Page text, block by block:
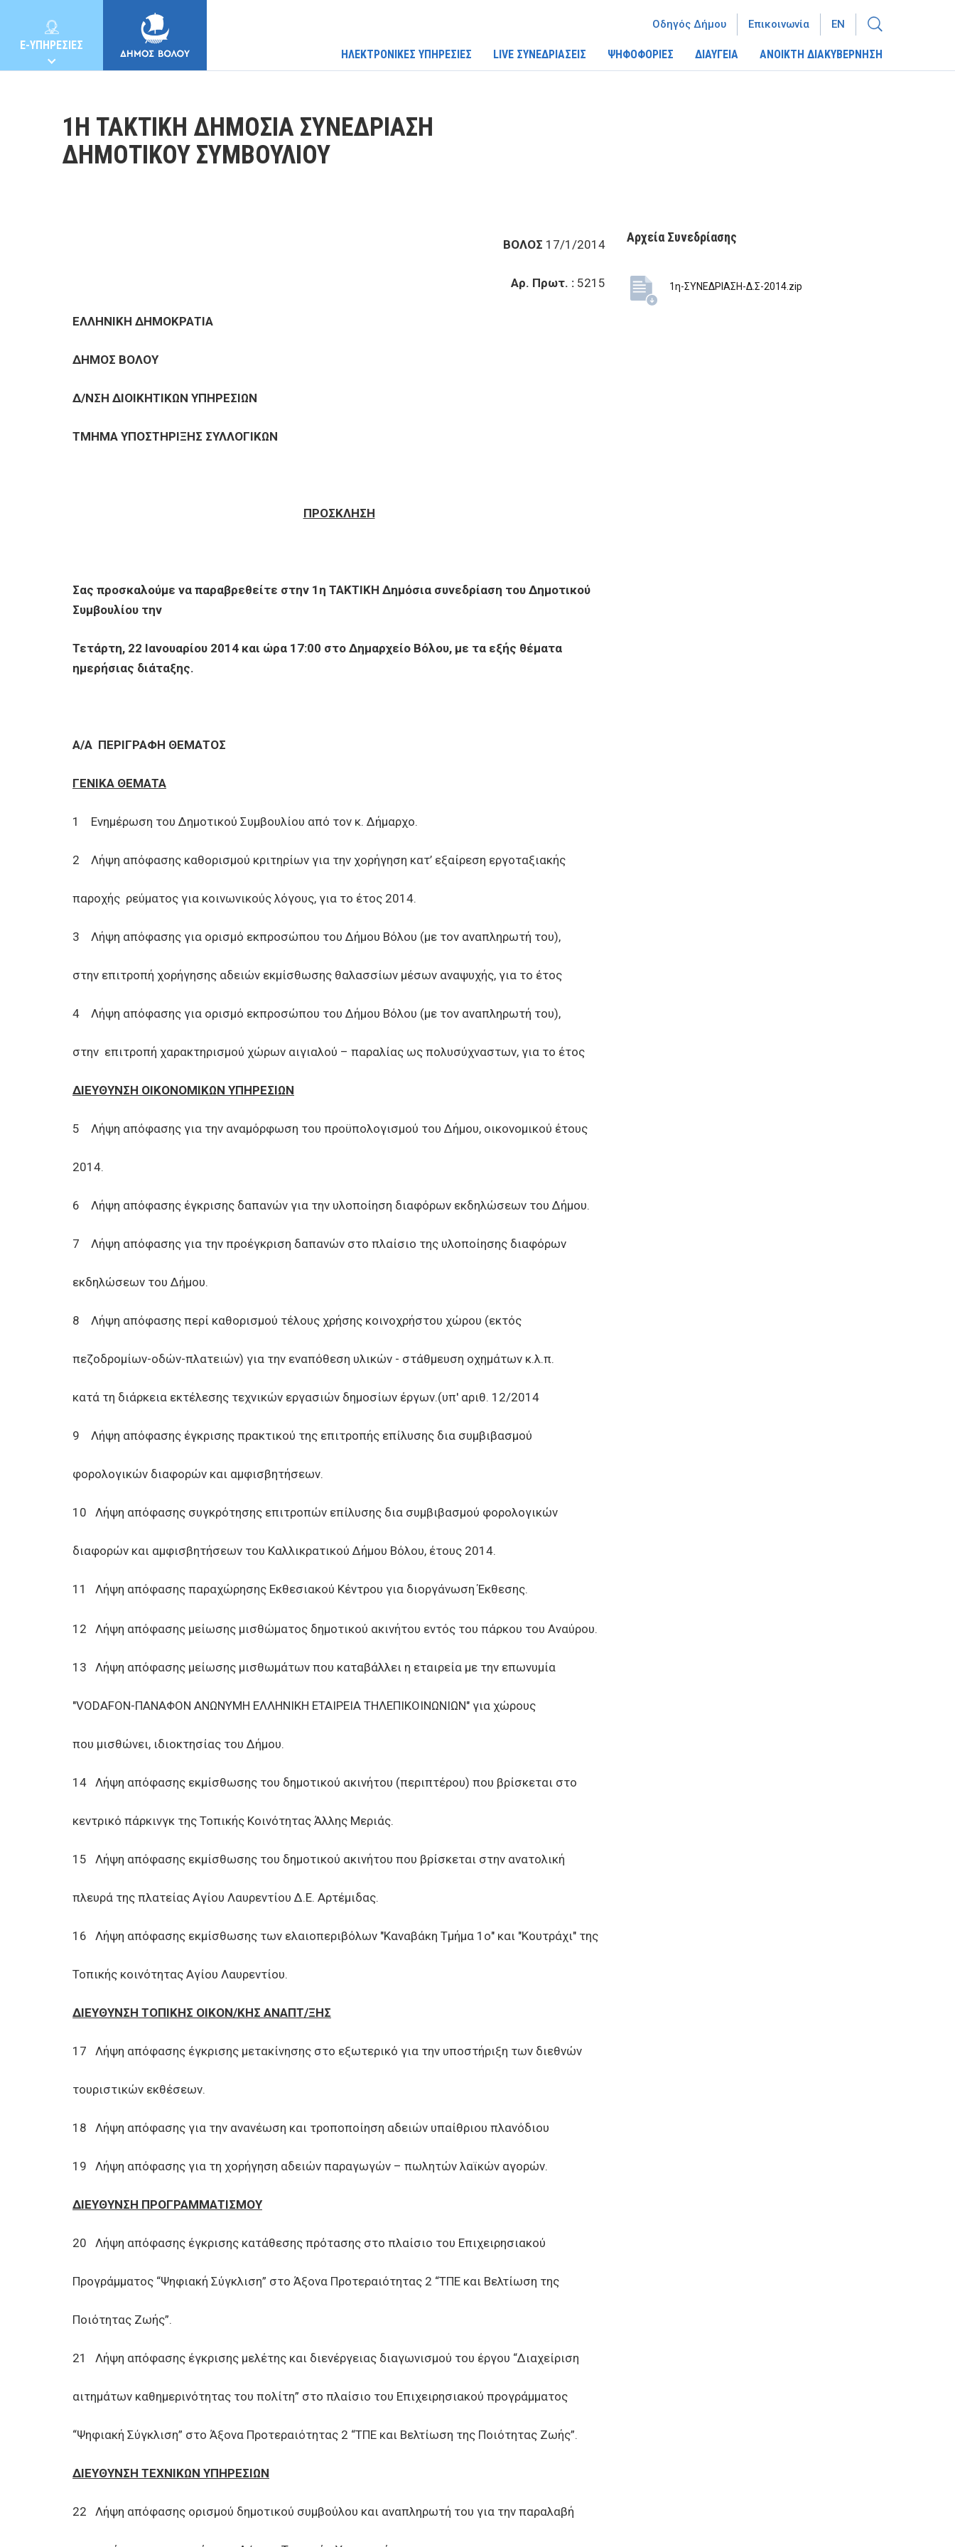
E-ΥΠΗΡΕΣΙΕΣ
ΕΠΙΧΕΙΡΗΣΕΙΣ
ΕΠΙΣΚΕΠΤΕΣ
ΗΛΕΚΤΡΟΝΙΚΕΣ ΥΠΗΡΕΣΙΕΣ LIVE ΣΥΝΕΔΡΙΑΣΕΙΣ ΨΗΦΟΦΟΡΙΕΣ ΔΙΑΥΓΕΙΑ ΑΝΟΙΚΤΗ ΔΙΑΚΥΒΕΡΝΗΣΗ
Οδηγός Δήμου Επικοινωνία EN
1Η ΤΑΚΤΙΚΗ ΔΗΜΟΣΙΑ ΣΥΝΕΔΡΙΑΣΗ
ΔΗΜΟΤΙΚΟΥ ΣΥΜΒΟΥΛΙΟΥ
ΒΟΛΟΣ 17/1/2014
Αρ. Πρωτ. : 5215
ΕΛΛΗΝΙΚΗ ΔΗΜΟΚΡΑΤΙΑ
ΔΗΜΟΣ ΒΟΛΟΥ
Δ/ΝΣΗ ΔΙΟΙΚΗΤΙΚΩΝ ΥΠΗΡΕΣΙΩΝ
ΤΜΗΜΑ ΥΠΟΣΤΗΡΙΞΗΣ ΣΥΛΛΟΓΙΚΩΝ
ΠΡΟΣΚΛΗΣΗ
Σας προσκαλούμε να παραβρεθείτε στην 1η ΤΑΚΤΙΚΗ Δημόσια συνεδρίαση του Δημοτικού
Συμβουλίου την
Τετάρτη, 22 Ιανουαρίου 2014 και ώρα 17:00 στο Δημαρχείο Βόλου, με τα εξής θέματα
ημερήσιας διάταξης.
Α/Α ΠΕΡΙΓΡΑΦΗ ΘΕΜΑΤΟΣ
ΓΕΝΙΚΑ ΘΕΜΑΤΑ
1 Ενημέρωση του Δημοτικού Συμβουλίου από τον κ. Δήμαρχο.
2 Λήψη απόφασης καθορισμού κριτηρίων για την χορήγηση κατ’ εξαίρεση εργοταξιακής
παροχής ρεύματος για κοινωνικούς λόγους, για το έτος 2014.
3 Λήψη απόφασης για ορισμό εκπροσώπου του Δήμου Βόλου (με τον αναπληρωτή του),
στην επιτροπή χορήγησης αδειών εκμίσθωσης θαλασσίων μέσων αναψυχής, για το έτος
4 Λήψη απόφασης για ορισμό εκπροσώπου του Δήμου Βόλου (με τον αναπληρωτή του),
στην επιτροπή χαρακτηρισμού χώρων αιγιαλού – παραλίας ως πολυσύχναστων, για το έτος
ΔΙΕΥΘΥΝΣΗ ΟΙΚΟΝΟΜΙΚΩΝ ΥΠΗΡΕΣΙΩΝ
5 Λήψη απόφασης για την αναμόρφωση του προϋπολογισμού του Δήμου, οικονομικού έτους
2014.
6 Λήψη απόφασης έγκρισης δαπανών για την υλοποίηση διαφόρων εκδηλώσεων του Δήμου.
7 Λήψη απόφασης για την προέγκριση δαπανών στο πλαίσιο της υλοποίησης διαφόρων
εκδηλώσεων του Δήμου.
8 Λήψη απόφασης περί καθορισμού τέλους χρήσης κοινοχρήστου χώρου (εκτός
πεζοδρομίων-οδών-πλατειών) για την εναπόθεση υλικών - στάθμευση οχημάτων κ.λ.π.
κατά τη διάρκεια εκτέλεσης τεχνικών εργασιών δημοσίων έργων.(υπ' αριθ. 12/2014
9 Λήψη απόφασης έγκρισης πρακτικού της επιτροπής επίλυσης δια συμβιβασμού
φορολογικών διαφορών και αμφισβητήσεων.
10 Λήψη απόφασης συγκρότησης επιτροπών επίλυσης δια συμβιβασμού φορολογικών
διαφορών και αμφισβητήσεων του Καλλικρατικού Δήμου Βόλου, έτους 2014.
11 Λήψη απόφασης παραχώρησης Εκθεσιακού Κέντρου για διοργάνωση Έκθεσης.
12 Λήψη απόφασης μείωσης μισθώματος δημοτικού ακινήτου εντός του πάρκου του Αναύρου.
13 Λήψη απόφασης μείωσης μισθωμάτων που καταβάλλει η εταιρεία με την επωνυμία
"VODAFON-ΠΑΝΑΦΟΝ ΑΝΩΝΥΜΗ ΕΛΛΗΝΙΚΗ ΕΤΑΙΡΕΙΑ ΤΗΛΕΠΙΚΟΙΝΩΝΙΩΝ" για χώρους
που μισθώνει, ιδιοκτησίας του Δήμου.
14 Λήψη απόφασης εκμίσθωσης του δημοτικού ακινήτου (περιπτέρου) που βρίσκεται στο
κεντρικό πάρκινγκ της Τοπικής Κοινότητας Άλλης Μεριάς.
15 Λήψη απόφασης εκμίσθωσης του δημοτικού ακινήτου που βρίσκεται στην ανατολική
πλευρά της πλατείας Αγίου Λαυρεντίου Δ.Ε. Αρτέμιδας.
16 Λήψη απόφασης εκμίσθωσης των ελαιοπεριβόλων "Καναβάκη Τμήμα 1ο" και "Κουτράχι" της
Τοπικής κοινότητας Αγίου Λαυρεντίου.
ΔΙΕΥΘΥΝΣΗ ΤΟΠΙΚΗΣ ΟΙΚΟΝ/ΚΗΣ ΑΝΑΠΤ/ΞΗΣ
17 Λήψη απόφασης έγκρισης μετακίνησης στο εξωτερικό για την υποστήριξη των διεθνών
τουριστικών εκθέσεων.
18 Λήψη απόφασης για την ανανέωση και τροποποίηση αδειών υπαίθριου πλανόδιου
19 Λήψη απόφασης για τη χορήγηση αδειών παραγωγών – πωλητών λαϊκών αγορών.
ΔΙΕΥΘΥΝΣΗ ΠΡΟΓΡΑΜΜΑΤΙΣΜΟΥ
20 Λήψη απόφασης έγκρισης κατάθεσης πρότασης στο πλαίσιο του Επιχειρησιακού
Προγράμματος “Ψηφιακή Σύγκλιση” στο Άξονα Προτεραιότητας 2 “ΤΠΕ και Βελτίωση της
Ποιότητας Ζωής”.
21 Λήψη απόφασης έγκρισης μελέτης και διενέργειας διαγωνισμού του έργου “Διαχείριση
αιτημάτων καθημερινότητας του πολίτη” στο πλαίσιο του Επιχειρησιακού προγράμματος
“Ψηφιακή Σύγκλιση” στο Άξονα Προτεραιότητας 2 “ΤΠΕ και Βελτίωση της Ποιότητας Ζωής”.
ΔΙΕΥΘΥΝΣΗ ΤΕΧΝΙΚΩΝ ΥΠΗΡΕΣΙΩΝ
22 Λήψη απόφασης ορισμού δημοτικού συμβούλου και αναπληρωτή του για την παραλαβή
Αρχεία Συνεδρίασης
1η-ΣΥΝΕΔΡΙΑΣΗ-Δ.Σ-2014.zip